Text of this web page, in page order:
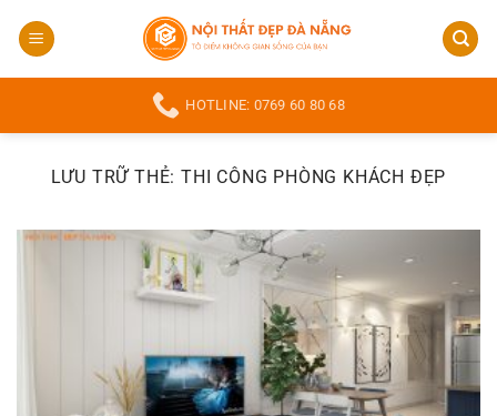
qua
HOTLINE: 0769 60 80 68
LƯU TRỮ THẺ:THI CÔNG PHÒNG KHÁCH ĐẸP